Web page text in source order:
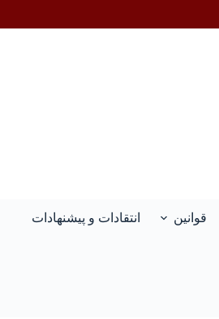
قوانین انتقادات و پیشنهادات